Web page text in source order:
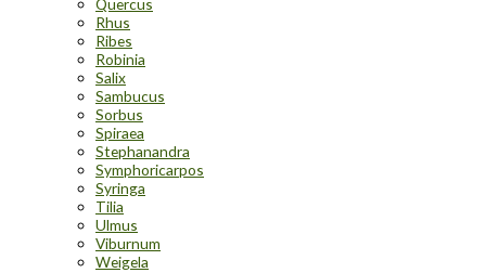
Quercus
Rhus
Ribes
Robinia
Salix
Sambucus
Sorbus
Spiraea
Stephanandra
Symphoricarpos
Syringa
Tilia
Ulmus
Viburnum
Weigela